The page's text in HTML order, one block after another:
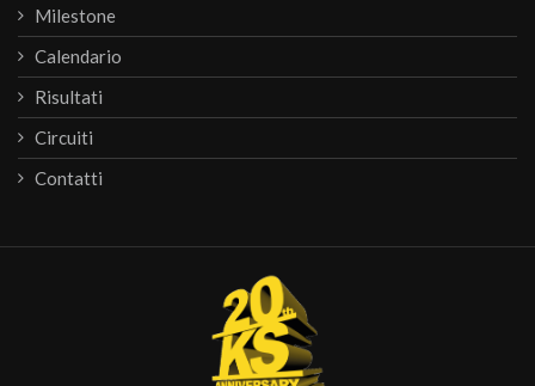
Milestone
Calendario
Risultati
Circuiti
Contatti